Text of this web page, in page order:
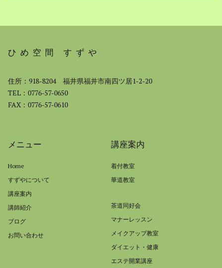
ひめ空間 すずや
住所：918-8204 福井県福井市南四ツ居1-2-20
TEL：0776-57-0650
FAX：0776-57-0610
メニュー
Home
すずやについて
講座案内
講師紹介
ブログ
お問い合わせ
講座案内
着付教室
華道教室
茶道同好会
マナーレッスン
メイクアップ教室
ダイエット・健康
エステ開業講座